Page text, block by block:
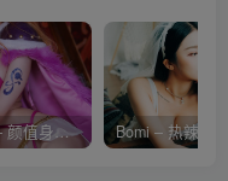
水淼Aqua – 颜值身材双在线 火爆日本 Cos写真作品合集